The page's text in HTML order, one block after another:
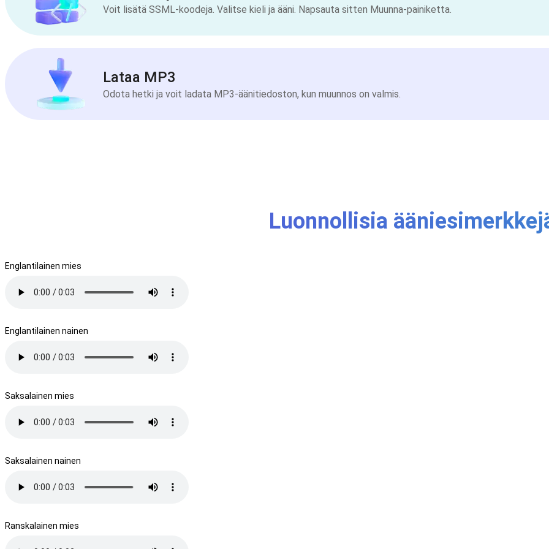
Voit lisätä SSML-koodeja. Valitse kieli ja ääni. Napsauta sitten Muunna-painiketta.
Lataa MP3
Odota hetki ja voit ladata MP3-äänitiedoston, kun muunnos on valmis.
Luonnollisia
Englantilainen mies
Englantilainen nainen
Saksalainen mies
Saksalainen nainen
Ranskalainen mies